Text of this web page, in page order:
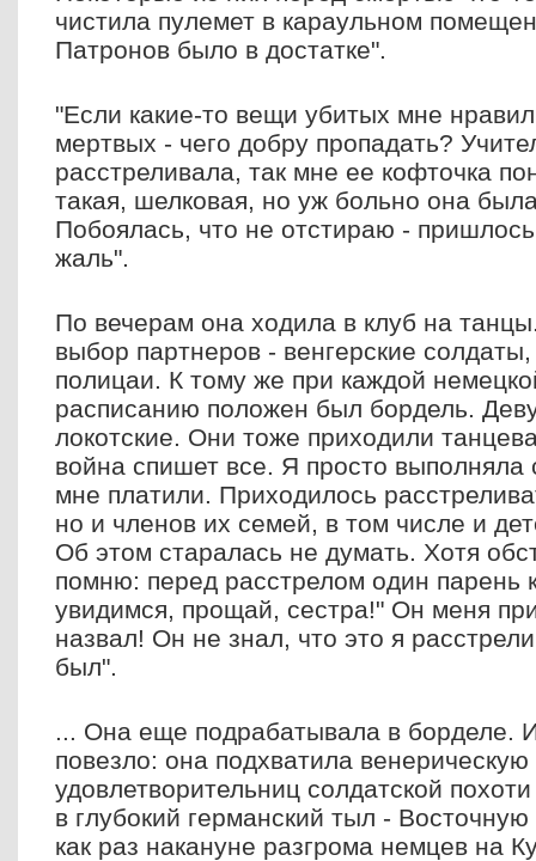
чистила пулемет в караульном
Патронов было в достатке".
"Если какие-то вещи убитых мне
мертвых - чего добру пропадать?
расстреливала, так мне ее кофточка
такая, шелковая, но уж больно она
Побоялась, что не отстираю -
жаль".
По вечерам она ходила в клуб на
выбор партнеров - венгерские
полицаи. К тому же при каждой
расписанию положен был бордель.
локотские. Они тоже приходили
война спишет все. Я просто выполняла
мне платили. Приходилось
но и членов их семей, в том числе и
Об этом старалась не думать. Хотя
помню: перед расстрелом один парень
увидимся, прощай, сестра!" Он меня
назвал! Он не знал, что это я
был".
... Она еще подрабатывала в борделе.
повезло: она подхватила венерическую
удовлетворительниц солдатской
в глубокий германский тыл -
как раз накануне разгрома немцев на